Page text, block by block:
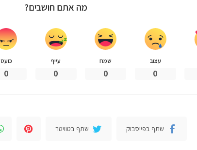
מה אתם חושבים?
עצוב
0
שמח
0
עייף
0
כועס
0
שתף בפייסבוק שתף בטוויטר